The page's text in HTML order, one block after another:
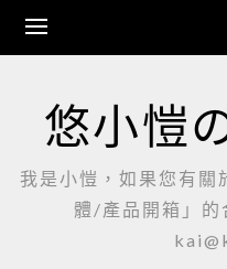
content
悠小愷
我是小愷，如果您有
體/產品開箱」的